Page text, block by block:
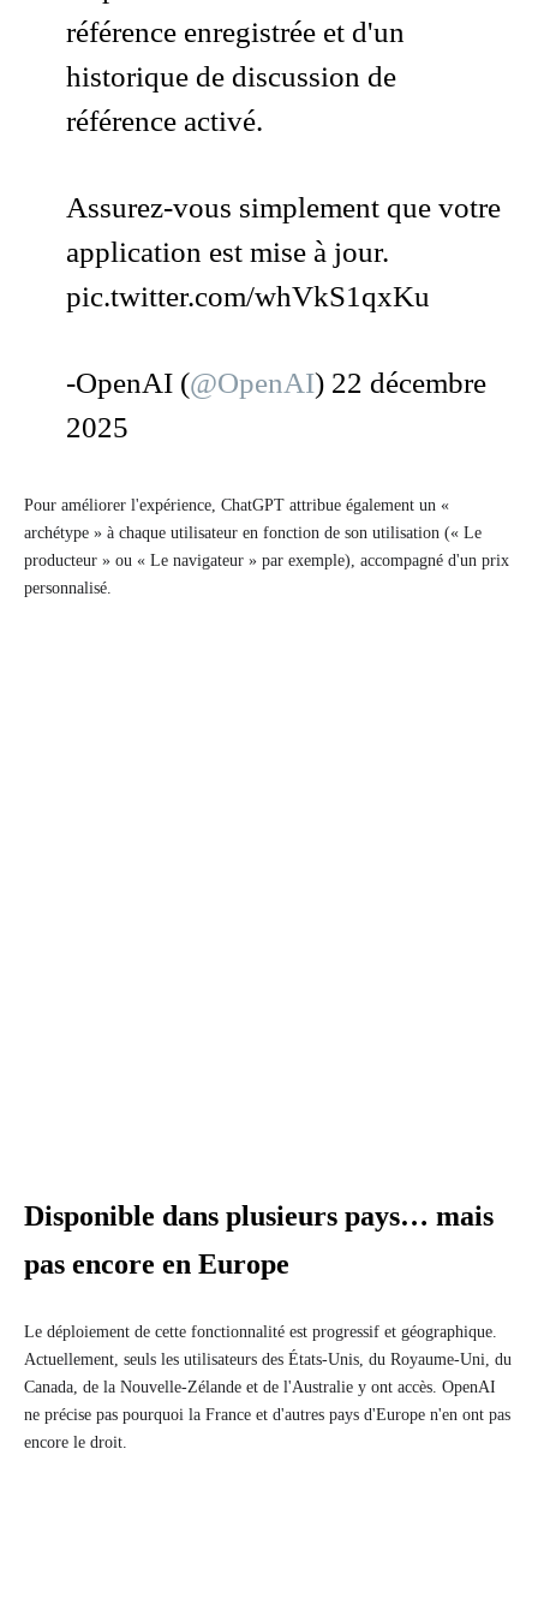
référence enregistrée et d'un
historique de discussion de
référence activé.
Assurez-vous simplement que votre
application est mise à jour.
pic.twitter.com/whVkS1qxKu
-OpenAI (@OpenAI) 22 décembre
2025
Pour améliorer l'expérience, ChatGPT attribue également un «
archétype » à chaque utilisateur en fonction de son utilisation (« Le
producteur » ou « Le navigateur » par exemple), accompagné d'un prix
personnalisé.
Disponible dans plusieurs pays… mais
pas encore en Europe
Le déploiement de cette fonctionnalité est progressif et géographique.
Actuellement, seuls les utilisateurs des États-Unis, du Royaume-Uni, du
Canada, de la Nouvelle-Zélande et de l'Australie y ont accès. OpenAI
ne précise pas pourquoi la France et d'autres pays d'Europe n'en ont pas
encore le droit.